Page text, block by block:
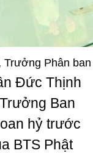
Phân
Đức Thịnh
Ban
hỷ trước
BTS Phật